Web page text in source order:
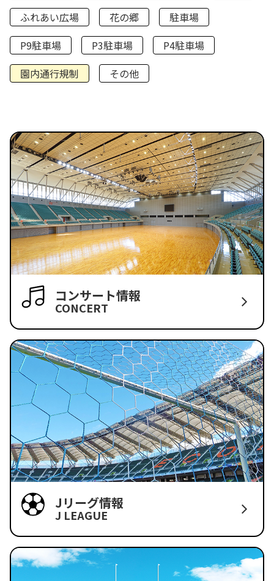
ふれあい広場
花の郷
駐車場
P9駐車場
P3駐車場
P4駐車場
園内通行規制
その他
コンサート情報
CONCERT
Jリーグ情報
J LEAGUE